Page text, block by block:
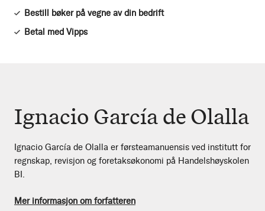
Bestill bøker på vegne av din bedrift
Betal med Vipps
Ignacio García de Olalla
Ignacio García de Olalla er førsteamanuensis ved institutt for
regnskap, revisjon og foretaksøkonomi på Handelshøyskolen
BI.
Mer informasjon om forfatteren